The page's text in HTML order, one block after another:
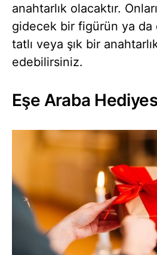
anahtarlık olacaktır.
gidecek bir figürün ya da
tatlı veya şık bir
edebilirsiniz.
Eşe Araba